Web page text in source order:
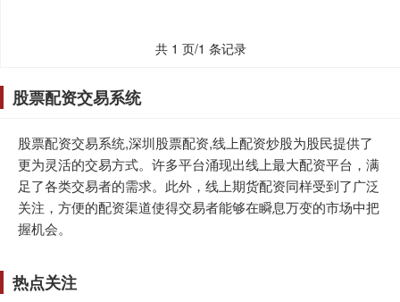
共 1 页/1 条记录
股票配资交易系统
股票配资交易系统,深圳股票配资,线上配资炒股为股民提供了
更为灵活的交易方式。许多平台涌现出线上最大配资平台，满
足了各类交易者的需求。此外，线上期货配资同样受到了广泛
关注，方便的配资渠道使得交易者能够在瞬息万变的市场中把
握机会。
热点关注